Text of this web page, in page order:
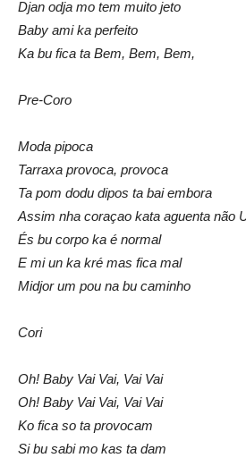
Djan odja mo tem muito jeto
Baby ami ka perfeito
Ka bu fica ta Bem, Bem, Bem,
Pre-Coro
Moda pipoca
Tarraxa provoca, provoca
Ta pom dodu dipos ta bai embora
Assim nha coraçao kata aguenta não
És bu corpo ka é normal
E mi un ka kré mas fica mal
Midjor um pou na bu caminho
Cori
Oh! Baby Vai Vai, Vai Vai
Oh! Baby Vai Vai, Vai Vai
Ko fica so ta provocam
Si bu sabi mo kas ta dam